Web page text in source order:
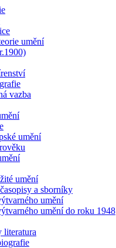
umění
vazba
umění
umění
a sborníky
umění
umění do roku 1948
literatura